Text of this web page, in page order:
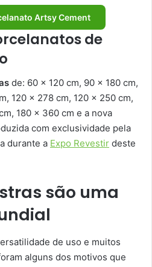
Artsy Cement
de
de: 60 x 120 cm, 90 x 180 cm,
120 x 278 cm, 120 x 250 cm,
180 x 360 cm e a nova
com exclusividade pela
durante a Expo Revestir deste
são uma
de uso e muitos
alguns dos motivos que